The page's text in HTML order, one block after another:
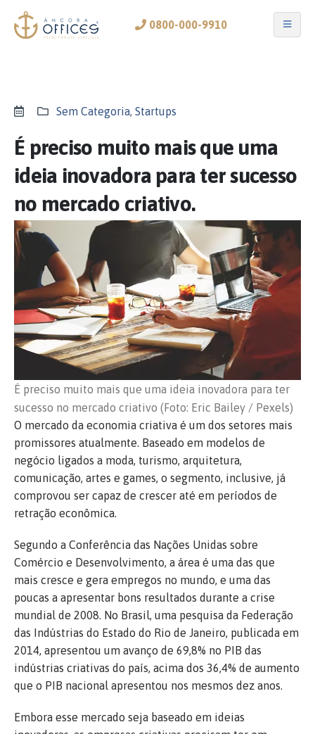
0800-000-9910
Sem Categoria, Startups
É preciso muito mais que uma
ideia inovadora para ter sucesso
no mercado criativo.
É preciso muito mais que uma ideia inovadora para ter
sucesso no mercado criativo (Foto: Eric Bailey / Pexels)
O mercado da economia criativa é um dos setores mais
promissores atualmente. Baseado em modelos de
negócio ligados a moda, turismo, arquitetura,
comunicação, artes e games, o segmento, inclusive, já
comprovou ser capaz de crescer até em períodos de
retração econômica.
Segundo a Conferência das Nações Unidas sobre
Comércio e Desenvolvimento, a área é uma das que
mais cresce e gera empregos no mundo, e uma das
poucas a apresentar bons resultados durante a crise
mundial de 2008. No Brasil, uma pesquisa da Federação
das Indústrias do Estado do Rio de Janeiro, publicada em
2014, apresentou um avanço de 69,8% no PIB das
indústrias criativas do país, acima dos 36,4% de aumento
que o PIB nacional apresentou nos mesmos dez anos.
Embora esse mercado seja baseado em ideias